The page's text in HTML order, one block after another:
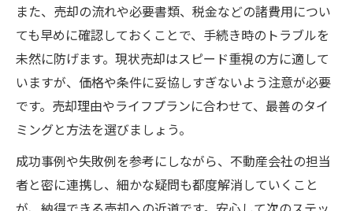
また、売却の流れや必要書類、税金などの諸費用につい
ても早めに確認しておくことで、手続き時のトラブルを
未然に防げます。現状売却はスピード重視の方に適して
いますが、価格や条件に妥協しすぎないよう注意が必要
です。売却理由やライフプランに合わせて、最善のタイ
ミングと方法を選びましょう。
成功事例や失敗例を参考にしながら、不動産会社の担当
者と密に連携し、細かな疑問も都度解消していくこと